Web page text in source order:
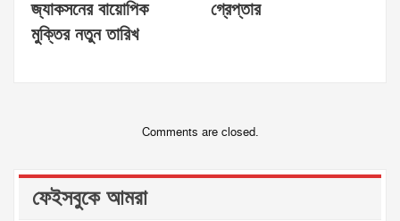
জ্যাকসনের বায়োপিক
মুক্তির নতুন তারিখ
গ্রেপ্তার
Comments are closed.
ফেইসবুকে আমরা